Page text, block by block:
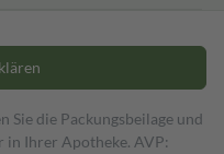
Sie die Packungsbeilage und
in Ihrer Apotheke. AVP: